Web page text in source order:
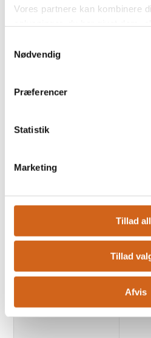
Vores partnere kan kombinere
Nødvendig
Præferencer
Statistik
Marketing
Tillad
Tillad
Afvis